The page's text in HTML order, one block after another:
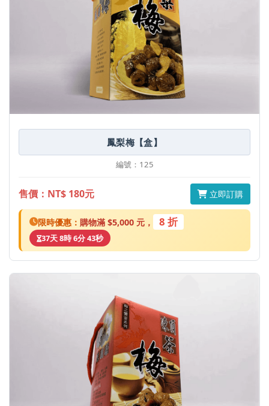
鳳梨梅【盒】
編號：125
售價：NT$ 180元 立即訂購
限時優惠： 購物滿 $5,000 元， 8 折
37天 8時 6分 43秒